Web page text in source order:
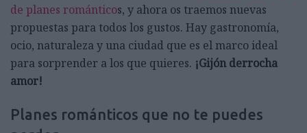
de planes románticos, y ahora os traemos nuevas
propuestas para todos los gustos. Hay gastronomía,
ocio, naturaleza y una ciudad que es el marco ideal
para sorprender a los que quieres. ¡Gijón derrocha
amor!
Planes románticos que no te puedes